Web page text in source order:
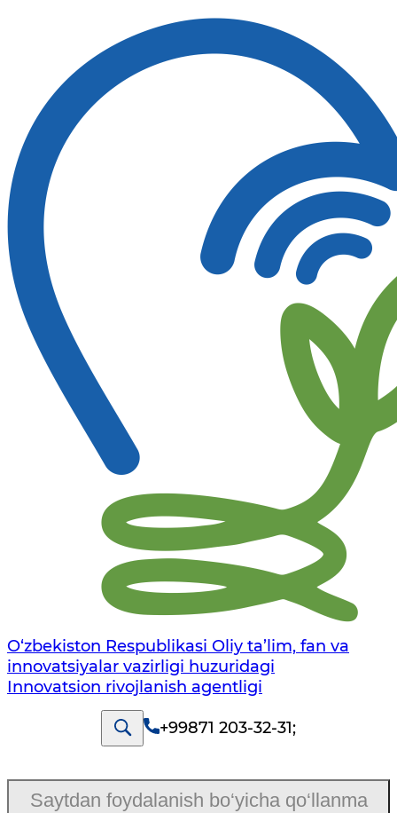
O‘zbekiston Respublikasi Oliy ta’lim, fan va
innovatsiyalar vazirligi huzuridagi
Innovatsion rivojlanish agentligi
+99871 203-32-31;
Saytdan foydalanish bo‘yicha qo‘llanma